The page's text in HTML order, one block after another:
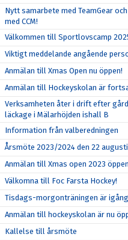
Nytt samarbete med TeamGear
med CCM!
Välkommen till Sportlovscamp
Viktigt meddelande angående
Anmälan till Xmas Open nu öppen!
Anmälan till Hockeyskolan är
Verksamheten åter i drift efter
läckage i Mälarhöjden ishall B
Information från valberedningen
Årsmöte 2023/2024 den 22 augusti
Anmälan till Xmas open 2023
Välkomna till Foc Farsta Hockey!
Tisdags-morgonträningen är
Anmälan till hockeyskolan är nu
Kallelse till årsmöte